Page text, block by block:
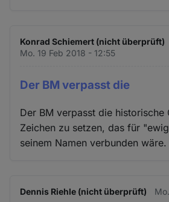
Konrad Schiemert (nicht überprüft)
Mo. 19 Feb 2018 - 12:55
Der BM verpasst die
Der BM verpasst die historische
Zeichen zu setzen, das für
seinem Namen verbunden wäre.
Dennis Riehle (nicht überprüft)